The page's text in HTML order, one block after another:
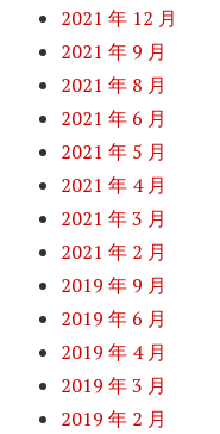
2021 年 12 月
2021 年 9 月
2021 年 8 月
2021 年 6 月
2021 年 5 月
2021 年 4 月
2021 年 3 月
2021 年 2 月
2019 年 9 月
2019 年 6 月
2019 年 4 月
2019 年 3 月
2019 年 2 月